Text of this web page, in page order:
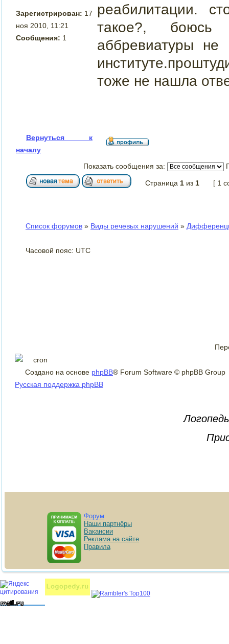
Зарегистрирован: 17
ноя 2010, 11:21
Сообщения: 1
реабилитации.
такое?, боюсь
аббревиатуры
тоже не нашла
Вернуться к
началу
Показать сообщения за:
Страница 1 из 1 [ 1
Список форумов » Виды речевых нарушений »
Часовой пояс: UTC
Создано на основе phpBB® Forum Software © phpBB Group
Русская поддержка phpBB
Форум
Наши партнёры
Вакансии
Реклама на сайте
Правила